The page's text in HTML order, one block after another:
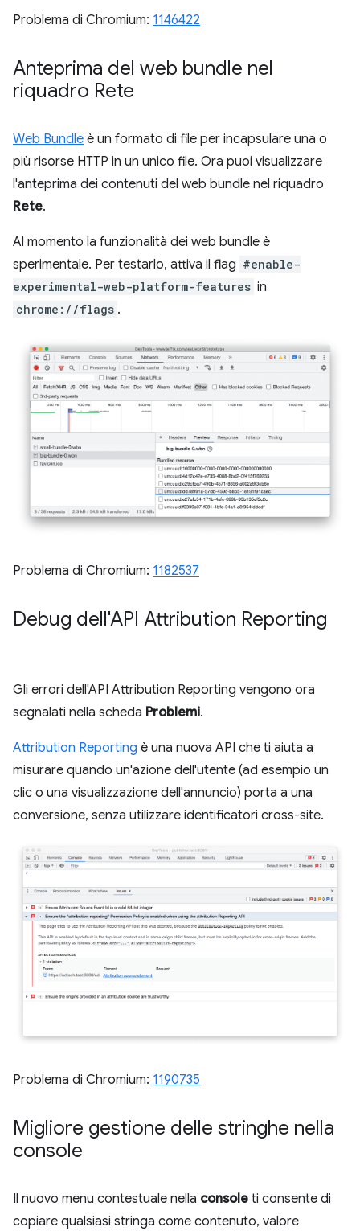
Problema di Chromium: 1146422
Anteprima del web bundle nel
riquadro Rete
Web Bundle è un formato di file per incapsulare una o
più risorse HTTP in un unico file. Ora puoi visualizzare
l'anteprima dei contenuti del web bundle nel riquadro
Rete.
Al momento la funzionalità dei web bundle è
sperimentale. Per testarlo, attiva il flag #enable-
experimental-web-platform-features in
chrome://flags .
Problema di Chromium: 1182537
Debug dell'API Attribution Reporting
Gli errori dell'API Attribution Reporting vengono ora
segnalati nella scheda Problemi.
Attribution Reporting è una nuova API che ti aiuta a
misurare quando un'azione dell'utente (ad esempio un
clic o una visualizzazione dell'annuncio) porta a una
conversione, senza utilizzare identificatori cross-site.
Problema di Chromium: 1190735
Migliore gestione delle stringhe nella
console
Il nuovo menu contestuale nella console ti consente di
copiare qualsiasi stringa come contenuto, valore